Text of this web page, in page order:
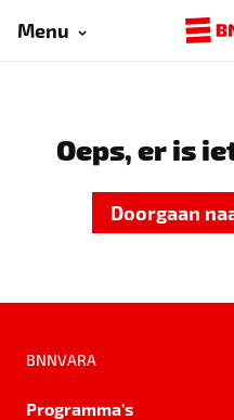
Menu
Oeps, er is
Doorgaan
BNNVARA
Programma's